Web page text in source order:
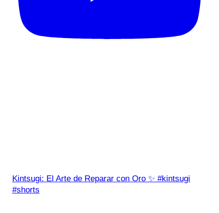
Kintsugi: El Arte de Reparar con Oro ✨ #kintsugi
#shorts